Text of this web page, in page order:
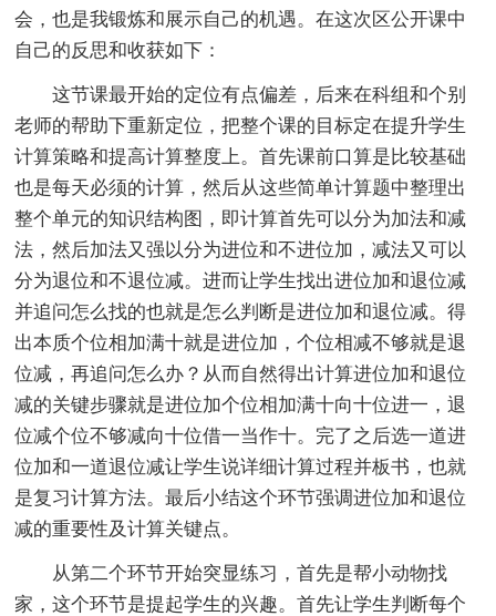
会，也是我锻炼和展示自己的机遇。在这次区公开课中
自己的反思和收获如下：
这节课最开始的定位有点偏差，后来在科组和个别
老师的帮助下重新定位，把整个课的目标定在提升学生
计算策略和提高计算整度上。首先课前口算是比较基础
也是每天必须的计算，然后从这些简单计算题中整理出
整个单元的知识结构图，即计算首先可以分为加法和减
法，然后加法又强以分为进位和不进位加，减法又可以
分为退位和不退位减。进而让学生找出进位加和退位减
并追问怎么找的也就是怎么判断是进位加和退位减。得
出本质个位相加满十就是进位加，个位相减不够就是退
位减，再追问怎么办？从而自然得出计算进位加和退位
减的关键步骤就是进位加个位相加满十向十位进一，退
位减个位不够减向十位借一当作十。完了之后选一道进
位加和一道退位减让学生说详细计算过程并板书，也就
是复习计算方法。最后小结这个环节强调进位加和退位
减的重要性及计算关键点。
从第二个环节开始突显练习，首先是帮小动物找
家，这个环节是提起学生的兴趣。首先让学生判断每个